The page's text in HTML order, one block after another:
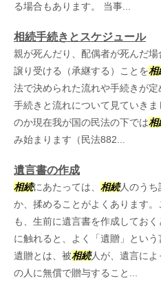
る場合もあります。 当事...
相続手続きとスケジュール
親が死んだり、配偶者が死んだ場
譲り受ける（承継する）ことを相
法で決められた流れや手続きが
手続きと流れについて見ていき
のか現在我が国の民法の下では相
み始まります（民法882...
遺言書の作成
相続にあたっては、 相続人のうち
か、揉めることがよくあります。
も、生前に遺言書を作成しておく
に触れると、よく「遺贈」という
遺贈とは、被相続人が、遺言によ
の人に無償で贈与すること...